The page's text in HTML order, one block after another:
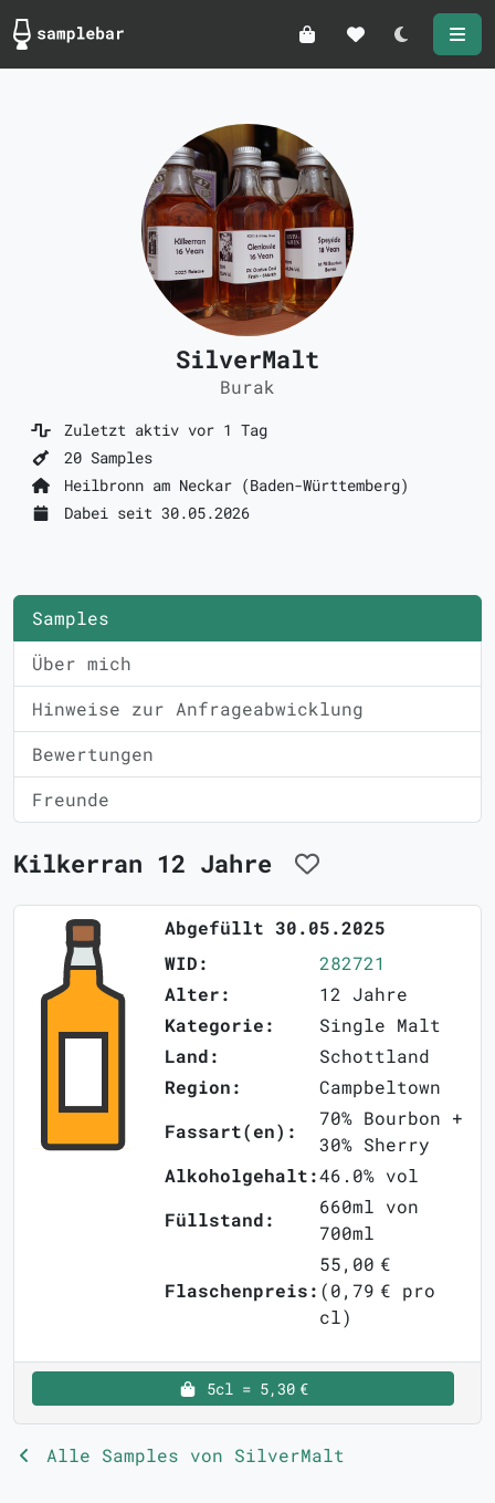
Darkmode
SilverMalt
Burak
Zuletzt aktiv vor 1 Tag
20 Samples
Heilbronn am Neckar (Baden-Württemberg)
Dabei seit 30.05.2026
Samples
Über mich
Hinweise zur Anfrageabwicklung
Bewertungen
Freunde
Kilkerran 12 Jahre
Abgefüllt 30.05.2025
WID:
282721
Alter:
12 Jahre
Kategorie:
Single Malt
Land:
Schottland
Region:
Campbeltown
Fassart(en):
70% Bourbon +
30% Sherry
Alkoholgehalt:46.0% vol
Füllstand:
660ml von
700ml
Flaschenpreis:
55,00 €
(0,79 € pro
cl)
5cl = 5,30 €
Alle Samples von SilverMalt